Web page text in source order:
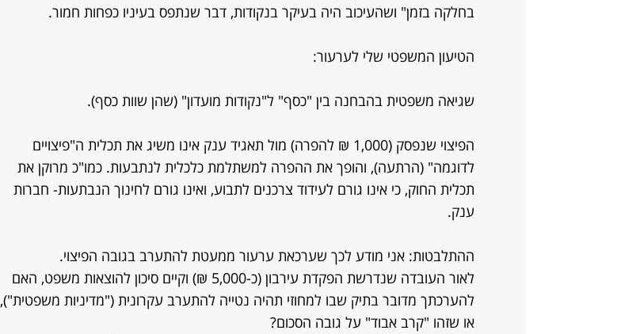
בחלקה בזמן" ושהעיכוב היה בעיקר בנקודות, דבר שנתפס בעיניו כפחות חמור.
הטיעון המשפטי שלי לערעור:
שגיאה משפטית בהבחנה בין "כסף" ל"נקודות מועדון" (שהן שוות כסף).
הפיצוי שנפסק (1,000 ₪ להפרה) מול תאגיד ענק אינו משיג את תכלית ה"פיצויים
לדוגמה" (הרתעה), והופך את ההפרה למשתלמת כלכלית לנתבעות. כמו"כ מרוקן את
תכלית החוק, כי אינו גורם לעידוד צרכנים לתבוע, ואינו גורם לחינוך הנבתעות- חברות
ענק.
ההתלבטות: אני מודע לכך שערכאת ערעור ממעטת להתערב בגובה הפיצוי.
לאור העובדה שנדרשת הפקדת עירבון (כ-5,000 ₪) וקיים סיכון להוצאות משפט, האם
להערכתך מדובר בתיק שבו למחוזי תהיה נטייה להתערב עקרונית ("מדיניות משפטית"),
או שזהו "קרב אבוד" על גובה הסכום?